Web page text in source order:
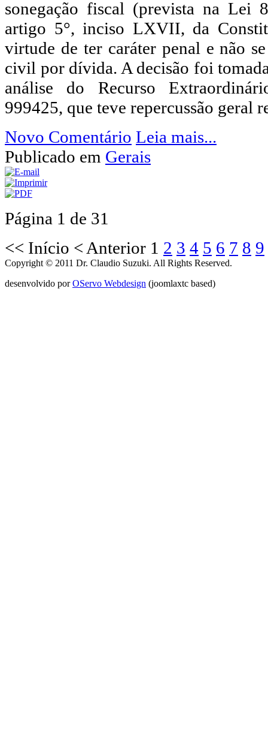
sonegação fiscal (prevista na Lei
artigo 5°, inciso LXVII, da
virtude de ter caráter penal e não
civil por dívida. A decisão foi
análise do Recurso
999425, que teve repercussão geral
Novo Comentário Leia mais...
Publicado em Gerais
Página 1 de 31
<< Início <Anterior 1 2 3 4 5 6 7 8 9
Copyright © 2011 Dr. Claudio Suzuki. All Rights Reserved.
desenvolvido porOServo Webdesign (joomlaxtc based)